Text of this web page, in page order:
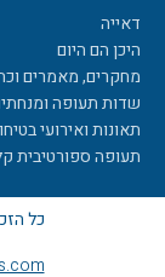
דאייה
היכן הם היום
מחקרים, מאמרים
שדות תעופה
תאונות ואירועי
תעופה ספורטיבית
כל